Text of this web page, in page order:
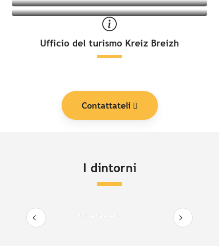
Ufficio del turismo Kreiz Breizh
Contattateli
I dintorni